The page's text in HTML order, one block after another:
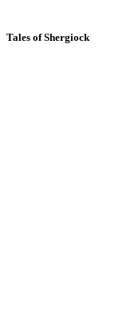
Tales of Shergiock